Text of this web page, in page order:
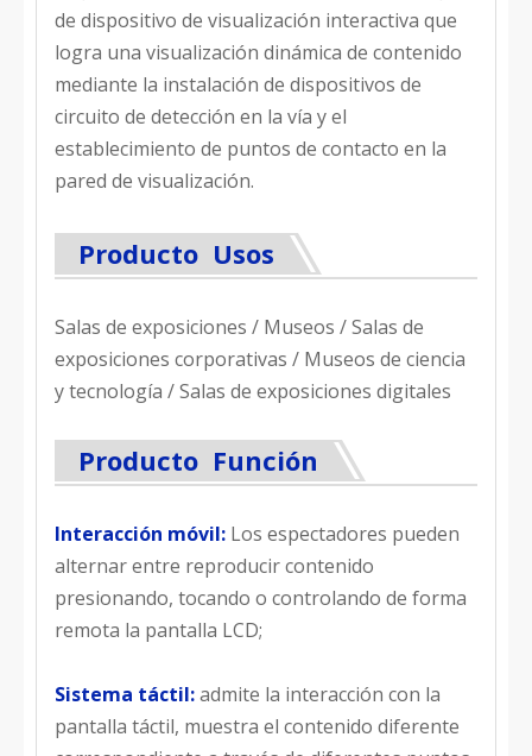
de dispositivo de visualización interactiva que
logra una visualización dinámica de contenido
mediante la instalación de dispositivos de
circuito de detección en la vía y el
establecimiento de puntos de contacto en la
pared de visualización.
Producto Usos
Salas de exposiciones / Museos / Salas de
exposiciones corporativas / Museos de ciencia
y tecnología / Salas de exposiciones digitales
Producto Función
Interacción móvil: Los espectadores pueden
alternar entre reproducir contenido
presionando, tocando o controlando de forma
remota la pantalla LCD;
Sistema táctil:admite la interacción con la
pantalla táctil, muestra el contenido diferente